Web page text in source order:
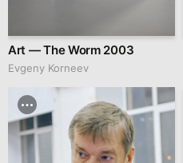
Art — The Worm 2003
Evgeny Korneev